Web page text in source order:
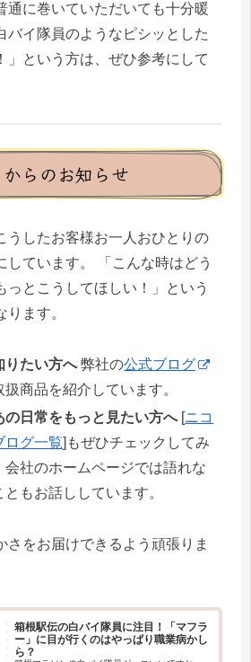
通に巻いていただいても十分暖
バイ隊員のようなピシッとした
」という方は、ぜひ参考にして
らのお知らせ
うしたお客様お一人おひとりの
しています。 「こんな時はどう
っとこうしてほしい！」という
ます。
りたい方へ弊社の公式ブログ
商品を紹介しています。
の日常をもっと見たい方へ[ニコ
ログ一覧]もぜひチェックしてみ
会社のホームページでは語れな
もお話ししています。
さをお届けできるよう頑張りま
箱根駅伝の白バイ隊員に注目！「マフラ
ー」に目が行くのはやっぱり職業病かし
ら？